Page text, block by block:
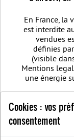
En France, la
est interdite
vendues
définies
(visible
Mentions
une énergie
weapon -
Meilleure
Cookies : vos
consentement